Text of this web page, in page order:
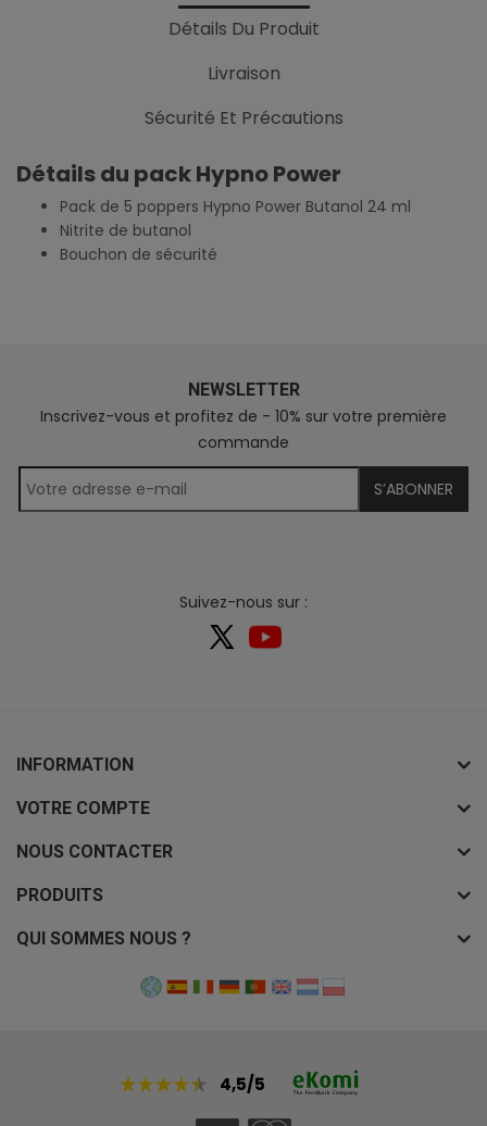
Détails Du Produit
Livraison
Sécurité Et Précautions
Détails du pack Hypno Power
Pack de 5 poppers Hypno Power Butanol 24 ml
Nitrite de butanol
Bouchon de sécurité
NEWSLETTER
Inscrivez-vous et profitez de - 10% sur votre première
commande
S’ABONNER
Suivez-nous sur :
INFORMATION
VOTRE COMPTE
NOUS CONTACTER
PRODUITS
QUI SOMMES NOUS ?
4,5/5